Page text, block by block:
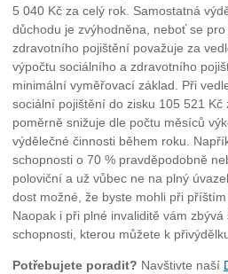
5 040 Kč za celý rok. Samostatná
důchodu je zvýhodněna, neboť se
zdravotního pojištění považuje za
výpočtu sociálního a zdravotního
minimální vyměřovací základ. Při
sociální pojištění do zisku 105 521 Kč
poměrně snižuje dle počtu měsíců
výdělečné činnosti během roku.
schopnosti o 70 % pravděpodobně
poloviční a už vůbec ne na plný
dost možné, že byste mohli při
Naopak i při plné invaliditě vám
schopnosti, kterou můžete k
Potřebujete poradit? Navštivte naší